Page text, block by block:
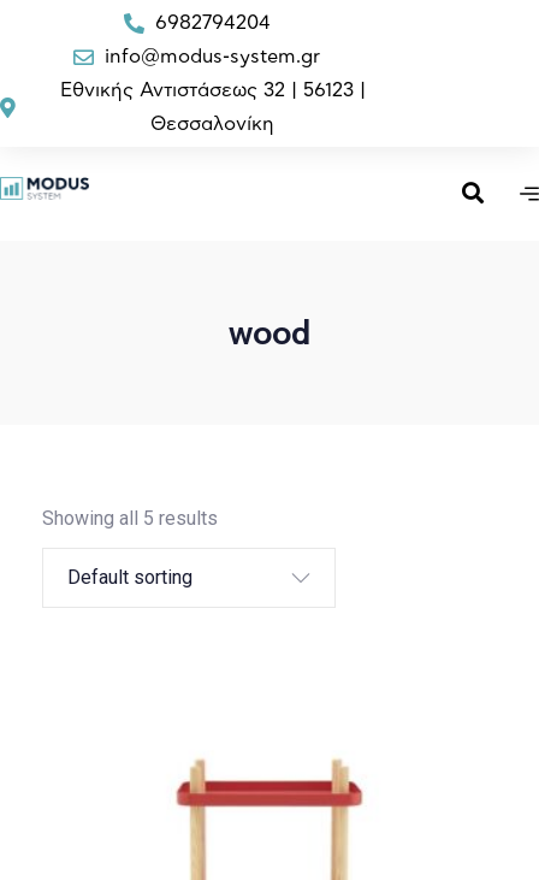
6982794204
info@modus-system.gr
Εθνικής Αντιστάσεως 32 | 56123 |
Θεσσαλονίκη
wood
Showing all 5 results